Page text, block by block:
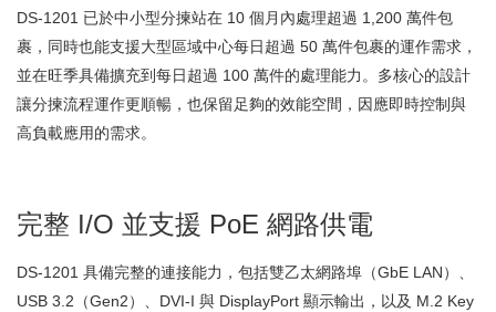
DS-1201 已於中小型分揀站在 10 個月內處理超過 1,200 萬件包
裹，同時也能支援大型區域中心每日超過 50 萬件包裹的運作需求，
並在旺季具備擴充到每日超過 100 萬件的處理能力。多核心的設計
讓分揀流程運作更順暢，也保留足夠的效能空間，因應即時控制與
高負載應用的需求。
完整 I/O 並支援 PoE 網路供電
DS-1201 具備完整的連接能力，包括雙乙太網路埠（GbE LAN）、
USB 3.2（Gen2）、DVI-I 與 DisplayPort 顯示輸出，以及 M.2 Key